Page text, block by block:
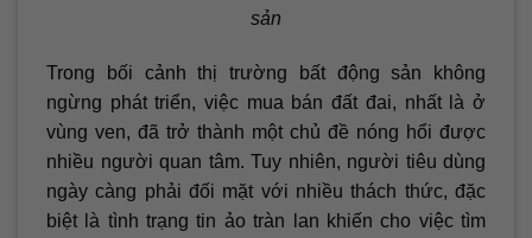
sản
Trong bối cảnh thị trường bất động sản không
ngừng phát triển, việc mua bán đất đai, nhất là ở
vùng ven, đã trở thành một chủ đề nóng hổi được
nhiều người quan tâm. Tuy nhiên, người tiêu dùng
ngày càng phải đối mặt với nhiều thách thức, đặc
biệt là tình trạng tin ảo tràn lan khiến cho việc tìm